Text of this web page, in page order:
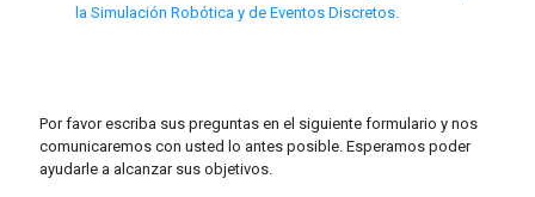
la Simulación Robótica y de Eventos Discretos.
Por favor escriba sus preguntas en el siguiente formulario y nos
comunicaremos con usted lo antes posible. Esperamos poder
ayudarle a alcanzar sus objetivos.